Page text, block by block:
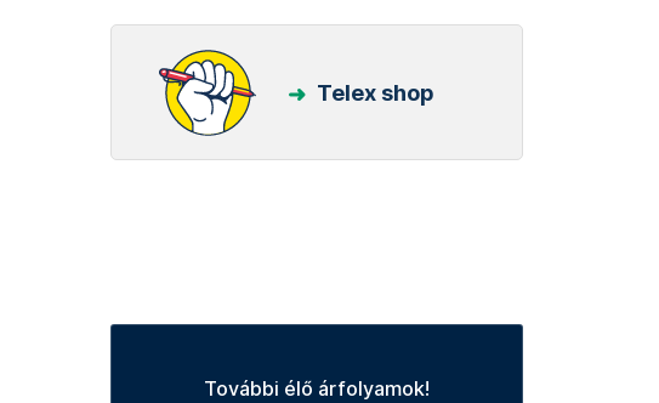
Telex shop
További élő árfolyamok!